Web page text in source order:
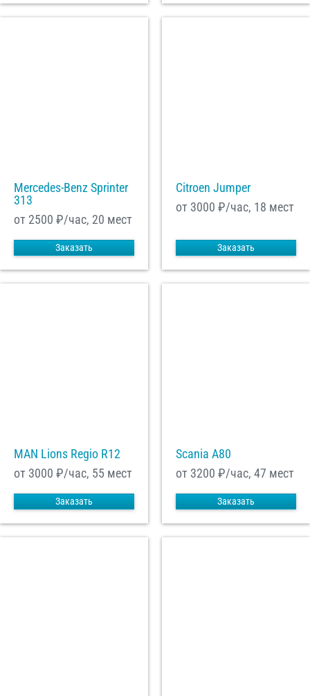
Mercedes-Benz Sprinter
313
от 2500 ₽/час, 20 мест
Заказать
Citroen Jumper
от 3000 ₽/час, 18 мест
Заказать
MAN Lions Regio R12
от 3000 ₽/час, 55 мест
Заказать
Scania A80
от 3200 ₽/час, 47 мест
Заказать